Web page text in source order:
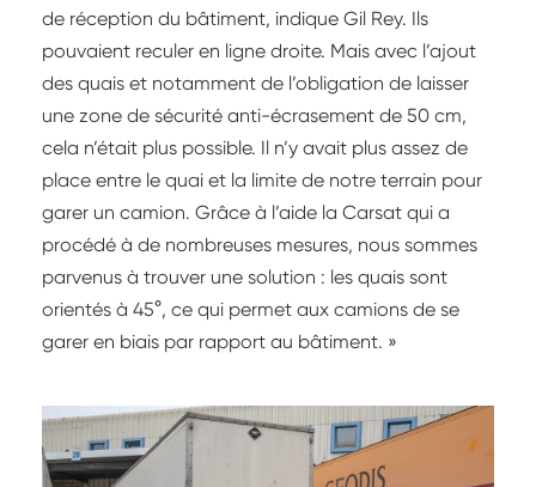
de réception du bâtiment, indique Gil Rey. Ils
pouvaient reculer en ligne droite. Mais avec l’ajout
des quais et notamment de l’obligation de laisser
une zone de sécurité anti-écrasement de 50 cm,
cela n’était plus possible. Il n’y avait plus assez de
place entre le quai et la limite de notre terrain pour
garer un camion. Grâce à l’aide la Carsat qui a
procédé à de nombreuses mesures, nous sommes
parvenus à trouver une solution : les quais sont
orientés à 45°, ce qui permet aux camions de se
garer en biais par rapport au bâtiment. »